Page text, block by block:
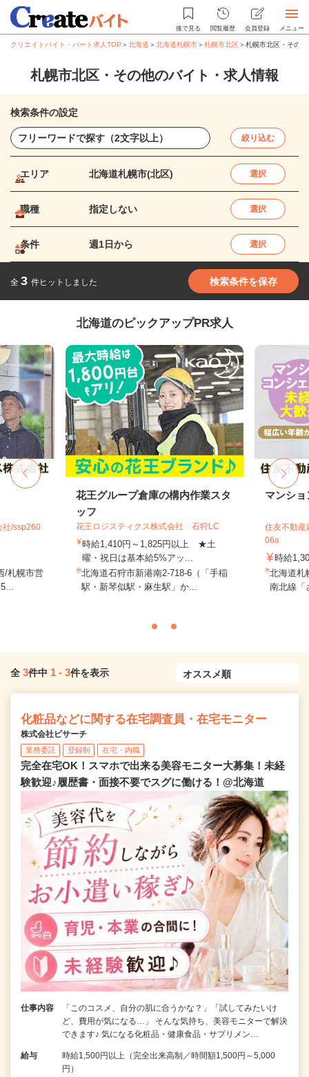
後で見る 閲覧履歴 会員登録 メニュー
クリエイトバイト・パート求人TOP ＞北海道 ＞北海道札幌市＞札幌市北区＞札幌市北区・その
札幌市北区・その他のバイト・求人情報
検索条件の設定
絞り込む
エリア 北海道札幌市(北区) 選択
職種 指定しない 選択
条件 週1日から 選択
全 3 件ヒットしました 検索条件を保存
北海道のピックアップPR求人
社/ssp260
/札幌市営
花王グループ倉庫の構内作業スタ
ッフ
花王ロジスティクス株式会社 石狩LC
時給1,410円～1,825円以上 ★土
曜・祝日は基本給5%アッ...
北海道石狩市新港南2-718-6（「手稲
駅・新琴似駅・麻生駅」か...
マンシ
住友不動産
06a
時給
北海道札
南北線「
全 3件中 1 - 3件を表示
化粧品などに関する在宅調査員・在宅モニター
株式会社ビサーチ
業務委託 登録制 在宅・内職
完全在宅OK！スマホで出来る美容モニター大募集！未経
験歓迎♪履歴書・面接不要でスグに働ける！@北海道
仕事内容
「このコスメ、自分の肌に合うかな？」「試してみたいけ
ど、費用が気になる…」 そんな気持ち、美容モニターで解決
できます♪ 気になる化粧品・健康食品・サプリメン…
給与
時給1,500円以上（完全出来高制／時間額1,500円～5,000
円）